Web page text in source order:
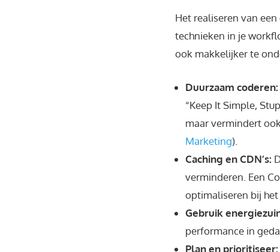
Het realiseren van
technieken in je
ook makkelijker te
Duurzaam coderen:
“Keep It Simple,
maar vermindert
Marketing).
Caching en CDN’s:
verminderen. Een
optimaliseren bij
Gebruik
performance in
Plan en prioritiseer: